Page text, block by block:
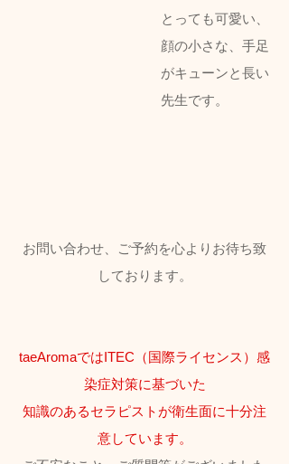
とっても可愛い、
顔の小さな、手足
がキューンと長い
先生です。
お問い合わせ、ご予約を心よりお待ち致
しております。
taeAromaではITEC（国際ライセンス）感
染症対策に基づいた
知識のあるセラピストが衛生面に十分注
意しています。